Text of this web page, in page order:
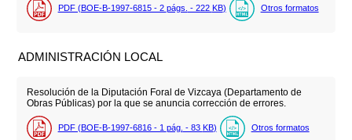
PDF (BOE-B-1997-6815 - 2 págs. - 222 KB) Otros formatos
ADMINISTRACIÓN LOCAL
Resolución de la Diputación Foral de Vizcaya (Departamento de
Obras Públicas) por la que se anuncia corrección de errores.
PDF (BOE-B-1997-6816 - 1 pág. - 83 KB) Otros formatos